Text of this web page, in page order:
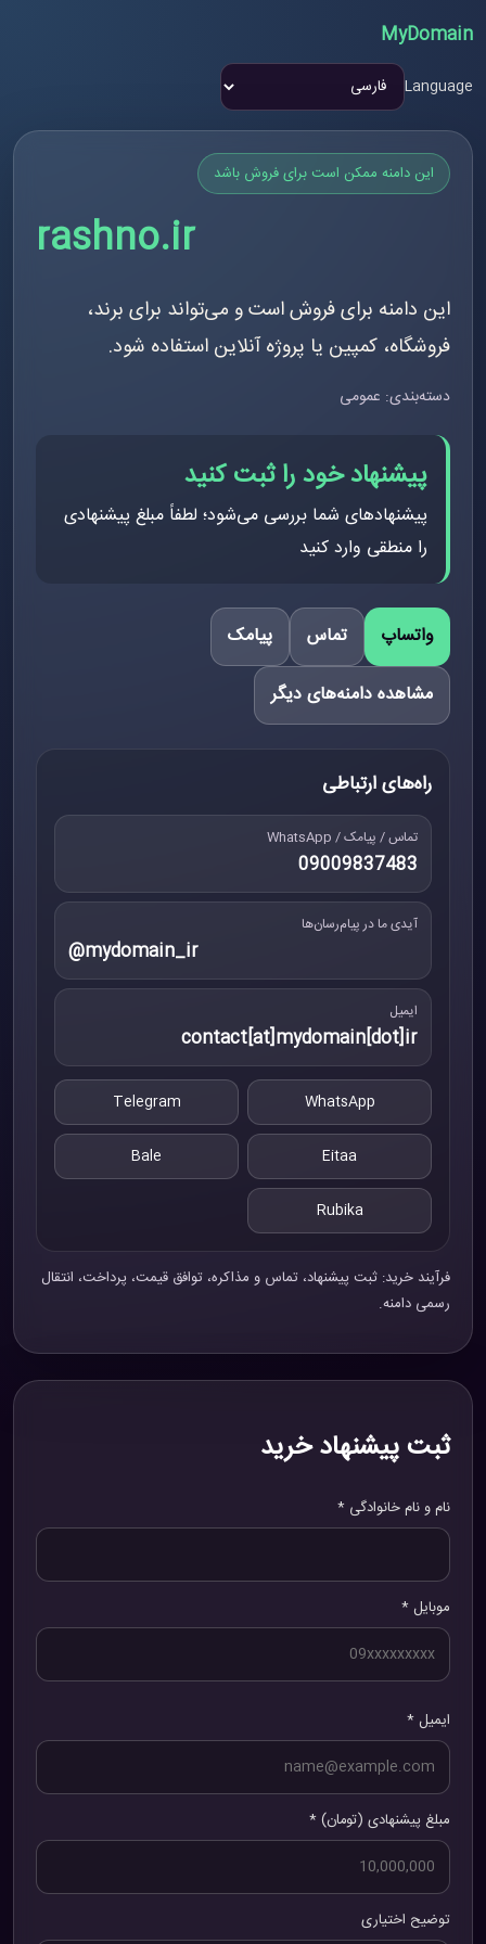
MyDomain
Language
این دامنه ممکن است برای فروش باشد
rashno.ir
این دامنه برای فروش است و می‌تواند برای برند،
فروشگاه، کمپین یا پروژه آنلاین استفاده شود.
دسته‌بندی: عمومی
پیشنهاد خود را ثبت کنید
پیشنهادهای شما بررسی می‌شود؛ لطفاً مبلغ پیشنهادی
را منطقی وارد کنید
واتساپ تماس
پیامک
مشاهده دامنه‌های دیگر
راه‌های ارتباطی
تماس / پیامک / WhatsApp
09009837483
آیدی ما در پیام‌رسان‌ها
@mydomain_ir
ایمیل
contact[at]mydomain[dot]ir
WhatsApp
Telegram
Eitaa
Bale
Rubika
فرآیند خرید: ثبت پیشنهاد، تماس و مذاکره، توافق قیمت، پرداخت، انتقال
رسمی دامنه.
ثبت پیشنهاد خرید
نام و نام خانوادگی *
موبایل *
ایمیل *
مبلغ پیشنهادی (تومان) *
توضیح اختیاری